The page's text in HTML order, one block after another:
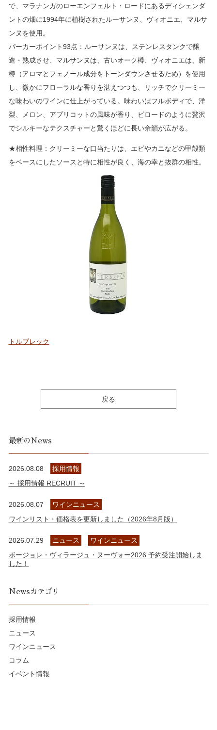
で、マラナンガのローエンフェルト・ロードにあるディシェンダ
ントの畑に1994年に植樹されたルーサンヌ、ヴィオニエ、マルサ
ンヌを使用。
パーカーポイント93点：ルーサンヌは、ステンレスタンクで醸
造・熟成させ、マルサンヌは、古いオーク樽、ヴィオニエは、新
樽（アロマとフェノール成分をトーンダウンさせるため）を使用
し、微かにフローラルな香りを湛えつつも、リッチでクリーミー
な味わいのワインに仕上がっている。味わいはフルボディで、洋
梨、メロン、アプリコットの風味が香り、ビロードのように贅沢
でシルキーなテクスチャーと驚くほどに長い余韻が広がる。
★相性料理：クリーミーな口当たりは、エビやカニなどの甲殻類
をベースにしたソースと特に相性が良く、海の幸と抜群の相性。
トルブレック
戻る
最新のNews
2026.08.08
採用情報
～ 採用情報 RECRUIT ～
2026.08.07
ワインニュース
ワインリスト・価格表を更新しました（2026年8月版）
2026.07.29 ニュース
ワインニュース
ボージョレ・ヴィラージュ・ヌーヴォー2026 予約受注開始しま
した！
Newsカテゴリ
採用情報
ニュース
ワインニュース
コラム
イベント情報